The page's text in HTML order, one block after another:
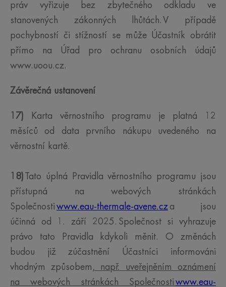
práv vyřizuje bez zbytečného odkladu ve
stanovených zákonných lhůtách. V případě
pochybností či stížností se může Účastník obrátit
přímo na Úřad pro ochranu osobních údajů
www.uoou.cz.
Závěrečná ustanovení
17)
Karta věrnostního programu je platná 12
měsíců od data prvního nákupu uvedeného na
věrnostní kartě.
18) Tato úplná Pravidla věrnostního programu jsou
přístupná na webových stránkách
Společnosti www.eau-thermale-avene.cz a jsou
účinná od 1. září 2025. Společnost si vyhrazuje
právo tato Pravidla kdykoli měnit. O změnách
budou již zúčastnění Účastníci informováni
vhodným způsobem , např. uveřejněním oznámení
na webových stránkách Společnosti www.eau-